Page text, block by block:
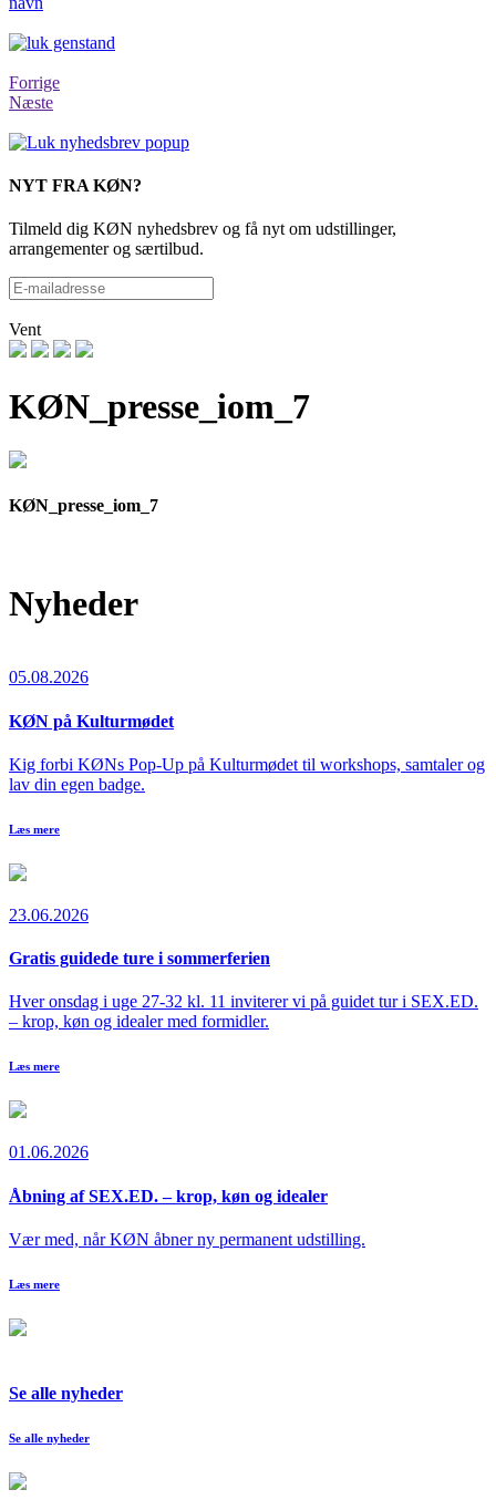
Forrige
Næste
NYT FRA KØN?
Tilmeld dig KØN nyhedsbrev og få nyt om udstillinger,
arrangementer og særtilbud.
Vent
KØN_presse_iom_7
KØN_presse_iom_7
Nyheder
05.08.2026
KØN på Kulturmødet
Kig forbi KØNs Pop-Up på Kulturmødet til workshops, samtaler og
lav din egen badge.
Læs mere
23.06.2026
Gratis guidede ture i sommerferien
Hver onsdag i uge 27-32 kl. 11 inviterer vi på guidet tur i SEX.ED.
– krop, køn og idealer med formidler.
Læs mere
01.06.2026
Åbning af SEX.ED. – krop, køn og idealer
Vær med, når KØN åbner ny permanent udstilling.
Læs mere
Se alle nyheder
Se alle nyheder